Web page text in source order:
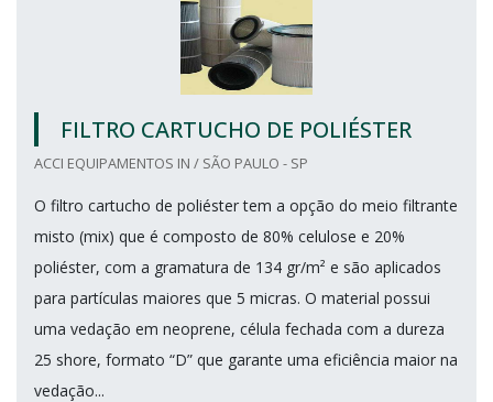
FILTRO CARTUCHO DE POLIÉSTER
ACCI EQUIPAMENTOS IN / SÃO PAULO - SP
O filtro cartucho de poliéster tem a opção do meio filtrante
misto (mix) que é composto de 80% celulose e 20%
poliéster, com a gramatura de 134 gr/m² e são aplicados
para partículas maiores que 5 micras. O material possui
uma vedação em neoprene, célula fechada com a dureza
25 shore, formato “D” que garante uma eficiência maior na
vedação...